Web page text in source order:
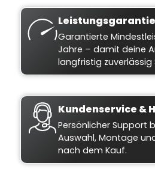
Leistungsgarantie
Garantierte
Jahre – damit deine
langfristig zuverlässig
Kundenservice &
Persönlicher Support
Auswahl, Montage
nach dem Kauf.